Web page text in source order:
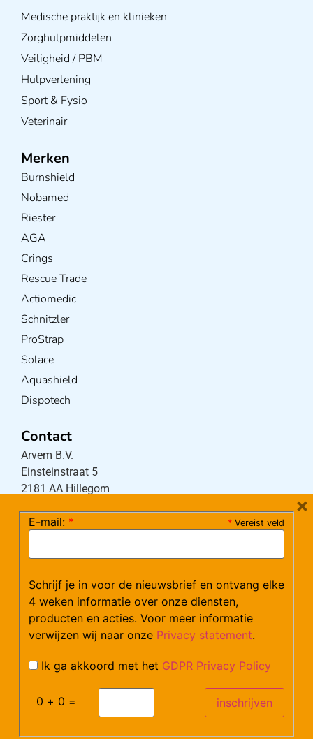
Medische praktijk en klinieken
Zorghulpmiddelen
Veiligheid / PBM
Hulpverlening
Sport & Fysio
Veterinair
Merken
Burnshield
Nobamed
Riester
AGA
Crings
Rescue Trade
Actiomedic
Schnitzler
ProStrap
Solace
Aquashield
Dispotech
Contact
Arvem B.V.
Einsteinstraat 5
2181 AA Hillegom
(maandag – donderdag 08:30-17:15 uur / vrijdag
Mail:klantenservice@arvem.nl
Werken bij Arvem?
* Vereist veld
E-mail: *
Schrijf je in voor de nieuwsbrief en ontvang elke
4 weken informatie over onze diensten,
producten en acties. Voor meer informatie
verwijzen wij naar onze Privacy statement.
Ik ga akkoord met het GDPR Privacy Policy
0 + 0 =
×